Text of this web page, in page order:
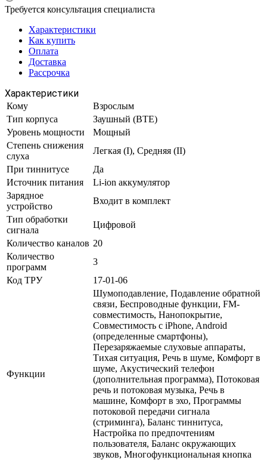
Требуется консультация специалиста
Характеристики
Как купить
Оплата
Доставка
Рассрочка
Характеристики
Кому
Взрослым
Тип корпуса
Заушный (BTE)
Уровень мощности
Мощный
Степень снижения
слуха
Легкая (I), Средняя (II)
При тиннитусе
Да
Источник питания
Li-ion аккумулятор
Зарядное
устройство
Входит в комплект
Тип обработки
сигнала
Цифровой
Количество каналов 20
Количество
программ
3
Код ТРУ
17-01-06
Функции
Шумоподавление, Подавление обратной
связи, Беспроводные функции, FM-
совместимость, Нанопокрытие,
Совместимость с iPhone, Android
(определенные смартфоны),
Перезаряжаемые слуховые аппараты,
Тихая ситуация, Речь в шуме, Комфорт в
шуме, Акустический телефон
(дополнительная программа), Потоковая
речь и потоковая музыка, Речь в
машине, Комфорт в эхо, Программы
потоковой передачи сигнала
(стриминга), Баланс тиннитуса,
Настройка по предпочтениям
пользователя, Баланс окружающих
звуков, Многофункциональная кнопка